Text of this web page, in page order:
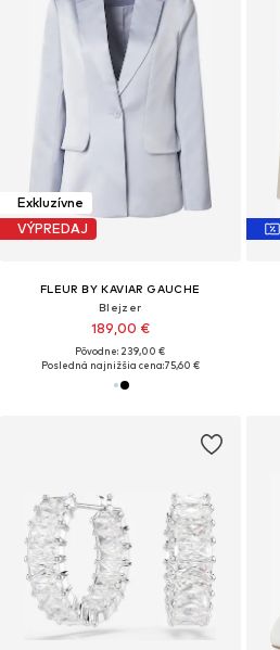
Exkluzívne
VÝPREDAJ
FLEUR BY KAVIAR GAUCHE
Blejzer
189,00 €
Pôvodne: 239,00 €
Posledná najnižšia cena:75,60 €